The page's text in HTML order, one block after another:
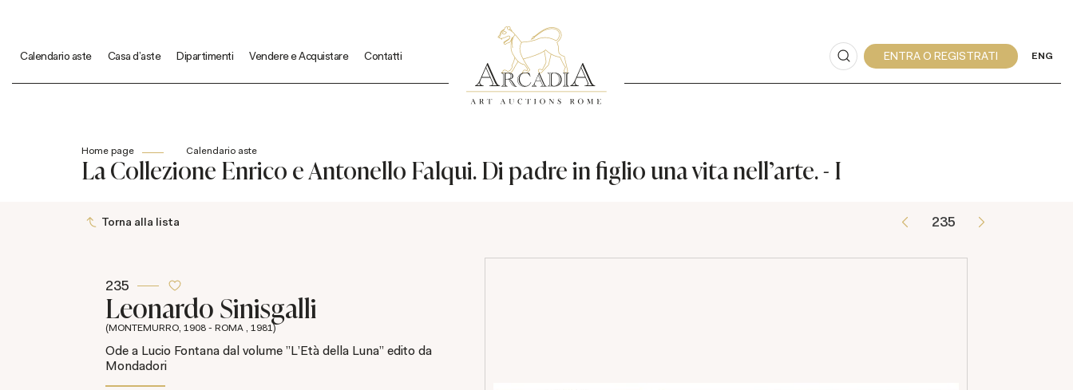
Calendario aste Casa d'aste Dipartimenti Vendere e Acquistare Contatti ENG
Home page Calendario aste
La Collezione Enrico e Antonello Falqui. Di padre in figlio una vita nell'arte. - I
Torna alla lista
235
Leonardo Sinisgalli
(MONTEMURRO, 1908 - ROMA , 1981)
Ode a Lucio Fontana dal volume "L'Età della Luna" edito da
Mondadori